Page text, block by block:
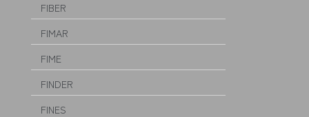
FIBER
FIMAR
FIME
FINDER
FINES